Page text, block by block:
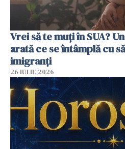
Vrei să te muți în SUA?
arată ce se întâmplă cu
imigranți
26 IULIE 2026